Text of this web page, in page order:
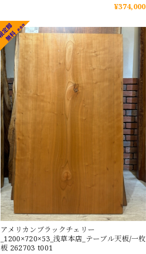
¥374,000
アメリカンブラックチェリー
_1200×720×53_浅草本店_テーブル天板/一枚
板 262703 t001